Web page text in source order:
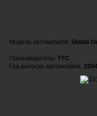
Модель автомобиля: Skoda
Производитель: TYC
Год выпуска автомобиля: